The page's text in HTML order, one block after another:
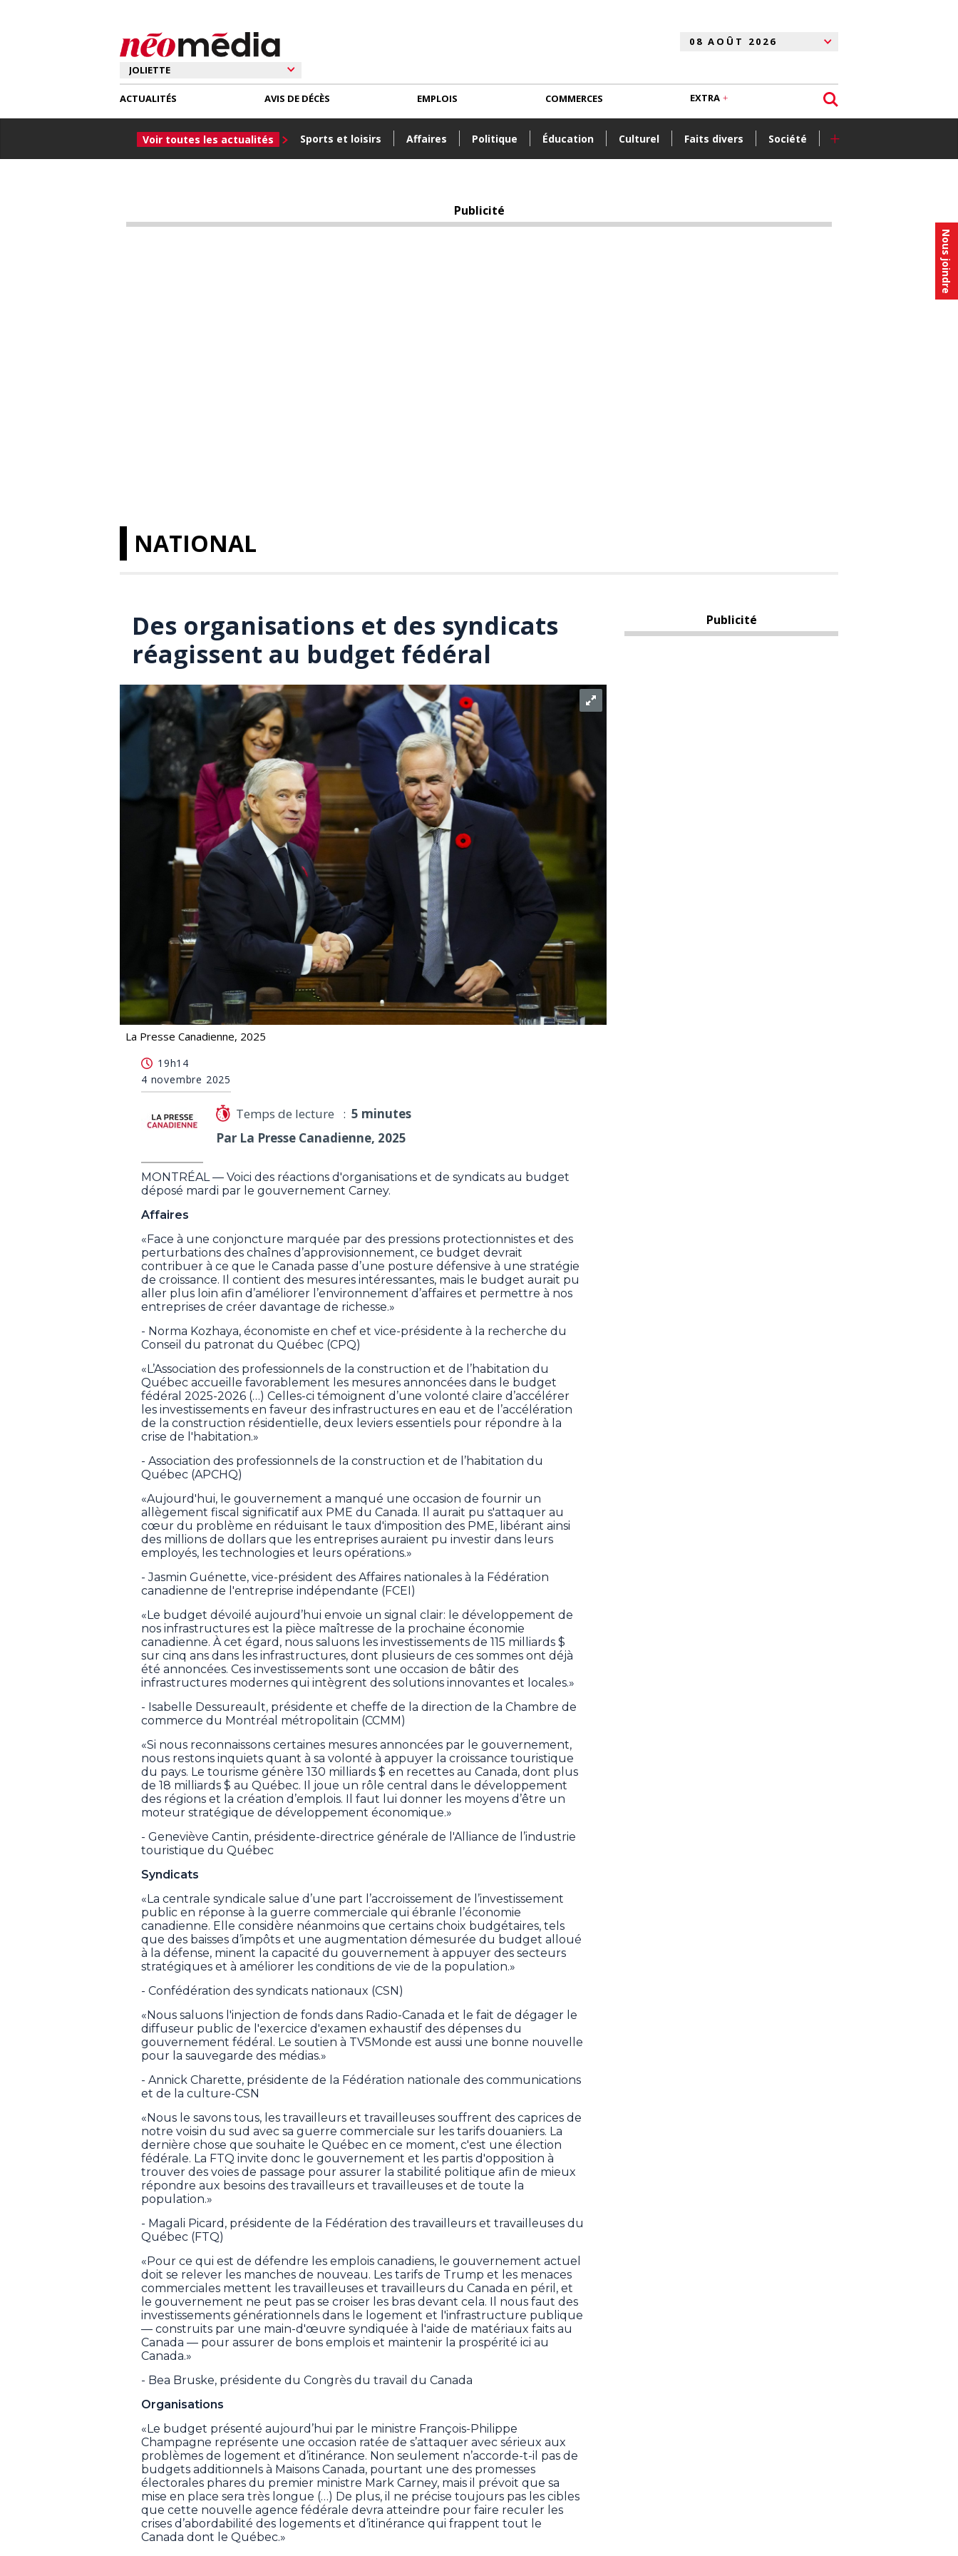
Nous joindre
ACTUALITÉS
Voir toutes les actualités Sports et loisirs Affaires Politique Éducation Culturel Faits divers Société +
AVIS DE DÉCÈS EMPLOIS COMMERCES EXTRA
Publicité
NATIONAL
Des organisations et des syndicats
réagissent au budget fédéral
La Presse Canadienne, 2025
19h14
4 novembre 2025
Temps de lecture : 5 minutes
Par La Presse Canadienne, 2025
MONTRÉAL — Voici des réactions d'organisations et de syndicats au budget
déposé mardi par le gouvernement Carney.
Affaires
«Face à une conjoncture marquée par des pressions protectionnistes et des
perturbations des chaînes d’approvisionnement, ce budget devrait
contribuer à ce que le Canada passe d’une posture défensive à une stratégie
de croissance. Il contient des mesures intéressantes, mais le budget aurait pu
aller plus loin afin d’améliorer l’environnement d’affaires et permettre à nos
entreprises de créer davantage de richesse.»
- Norma Kozhaya, économiste en chef et vice-présidente à la recherche du
Conseil du patronat du Québec (CPQ)
«L’Association des professionnels de la construction et de l’habitation du
Québec accueille favorablement les mesures annoncées dans le budget
fédéral 2025-2026 (…) Celles-ci témoignent d’une volonté claire d’accélérer
les investissements en faveur des infrastructures en eau et de l’accélération
de la construction résidentielle, deux leviers essentiels pour répondre à la
crise de l'habitation.»
- Association des professionnels de la construction et de l’habitation du
Québec (APCHQ)
«Aujourd'hui, le gouvernement a manqué une occasion de fournir un
allègement fiscal significatif aux PME du Canada. Il aurait pu s'attaquer au
cœur du problème en réduisant le taux d'imposition des PME, libérant ainsi
des millions de dollars que les entreprises auraient pu investir dans leurs
employés, les technologies et leurs opérations.»
- Jasmin Guénette, vice-président des Affaires nationales à la Fédération
canadienne de l'entreprise indépendante (FCEI)
«Le budget dévoilé aujourd’hui envoie un signal clair: le développement de
nos infrastructures est la pièce maîtresse de la prochaine économie
canadienne. À cet égard, nous saluons les investissements de 115 milliards $
sur cinq ans dans les infrastructures, dont plusieurs de ces sommes ont déjà
été annoncées. Ces investissements sont une occasion de bâtir des
infrastructures modernes qui intègrent des solutions innovantes et locales.»
- Isabelle Dessureault, présidente et cheffe de la direction de la Chambre de
commerce du Montréal métropolitain (CCMM)
«Si nous reconnaissons certaines mesures annoncées par le gouvernement,
nous restons inquiets quant à sa volonté à appuyer la croissance touristique
du pays. Le tourisme génère 130 milliards $ en recettes au Canada, dont plus
de 18 milliards $ au Québec. Il joue un rôle central dans le développement
des régions et la création d’emplois. Il faut lui donner les moyens d’être un
moteur stratégique de développement économique.»
- Geneviève Cantin, présidente-directrice générale de l'Alliance de l’industrie
touristique du Québec
Syndicats
«La centrale syndicale salue d’une part l’accroissement de l’investissement
public en réponse à la guerre commerciale qui ébranle l’économie
canadienne. Elle considère néanmoins que certains choix budgétaires, tels
que des baisses d’impôts et une augmentation démesurée du budget alloué
à la défense, minent la capacité du gouvernement à appuyer des secteurs
stratégiques et à améliorer les conditions de vie de la population.»
- Confédération des syndicats nationaux (CSN)
«Nous saluons l'injection de fonds dans Radio-Canada et le fait de dégager le
diffuseur public de l'exercice d'examen exhaustif des dépenses du
gouvernement fédéral. Le soutien à TV5Monde est aussi une bonne nouvelle
pour la sauvegarde des médias.»
- Annick Charette, présidente de la Fédération nationale des communications
et de la culture-CSN
«Nous le savons tous, les travailleurs et travailleuses souffrent des caprices de
notre voisin du sud avec sa guerre commerciale sur les tarifs douaniers. La
dernière chose que souhaite le Québec en ce moment, c'est une élection
fédérale. La FTQ invite donc le gouvernement et les partis d'opposition à
trouver des voies de passage pour assurer la stabilité politique afin de mieux
répondre aux besoins des travailleurs et travailleuses et de toute la
population.»
- Magali Picard, présidente de la Fédération des travailleurs et travailleuses du
Québec (FTQ)
«Pour ce qui est de défendre les emplois canadiens, le gouvernement actuel
doit se relever les manches de nouveau. Les tarifs de Trump et les menaces
commerciales mettent les travailleuses et travailleurs du Canada en péril, et
le gouvernement ne peut pas se croiser les bras devant cela. Il nous faut des
investissements générationnels dans le logement et l'infrastructure publique
— construits par une main-d'œuvre syndiquée à l'aide de matériaux faits au
Canada — pour assurer de bons emplois et maintenir la prospérité ici au
Canada.»
- Bea Bruske, présidente du Congrès du travail du Canada
Organisations
«Le budget présenté aujourd’hui par le ministre François-Philippe
Champagne représente une occasion ratée de s’attaquer avec sérieux aux
problèmes de logement et d’itinérance. Non seulement n’accorde-t-il pas de
budgets additionnels à Maisons Canada, pourtant une des promesses
électorales phares du premier ministre Mark Carney, mais il prévoit que sa
mise en place sera très longue (…) De plus, il ne précise toujours pas les cibles
que cette nouvelle agence fédérale devra atteindre pour faire reculer les
crises d’abordabilité des logements et d’itinérance qui frappent tout le
Canada dont le Québec.»
Publicité